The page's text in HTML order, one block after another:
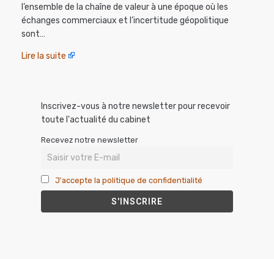
l’ensemble de la chaîne de valeur à une époque où les
échanges commerciaux et l’incertitude géopolitique
sont…
Lire la suite
Inscrivez-vous à notre newsletter pour recevoir
toute l'actualité du cabinet
Recevez notre newsletter
J'accepte la politique de confidentialité